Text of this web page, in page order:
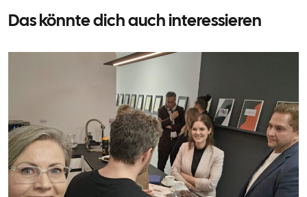
Das könnte dich auch interessieren